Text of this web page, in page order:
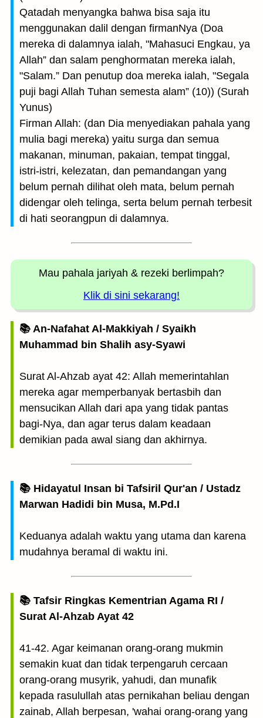
Qatadah menyangka bahwa bisa saja itu
menggunakan dalil dengan firmanNya (Doa
mereka di dalamnya ialah, "Mahasuci Engkau, ya
Allah” dan salam penghormatan mereka ialah,
"Salam.” Dan penutup doa mereka ialah, "Segala
puji bagi Allah Tuhan semesta alam” (10)) (Surah
Yunus)
Firman Allah: (dan Dia menyediakan pahala yang
mulia bagi mereka) yaitu surga dan semua
makanan, minuman, pakaian, tempat tinggal,
istri-istri, kelezatan, dan pemandangan yang
belum pernah dilihat oleh mata, belum pernah
didengar oleh telinga, serta belum pernah terbesit
di hati seorangpun di dalamnya.
Mau pahala jariyah & rezeki berlimpah?
Klik di sini sekarang!
📚 An-Nafahat Al-Makkiyah / Syaikh
Muhammad bin Shalih asy-Syawi
Surat Al-Ahzab ayat 42: Allah memerintahlan
mereka agar memperbanyak bertasbih dan
mensucikan Allah dari apa yang tidak pantas
bagi-Nya, dan agar terus dalam keadaan
demikian pada awal siang dan akhirnya.
📚 Hidayatul Insan bi Tafsiril Qur'an / Ustadz
Marwan Hadidi bin Musa, M.Pd.I
Keduanya adalah waktu yang utama dan karena
mudahnya beramal di waktu ini.
📚 Tafsir Ringkas Kementrian Agama RI /
Surat Al-Ahzab Ayat 42
41-42. Agar keimanan orang-orang mukmin
semakin kuat dan tidak terpengaruh cercaan
orang-orang musyrik, yahudi, dan munafik
kepada rasulullah atas pernikahan beliau dengan
zainab, Allah berpesan, 'wahai orang-orang yang